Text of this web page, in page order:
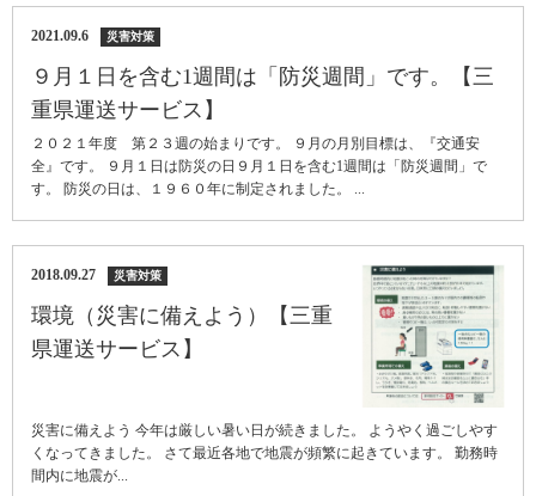
2021.09.6 災害対策
９月１日を含む1週間は「防災週間」です。【三
重県運送サービス】
２０２１年度 第２３週の始まりです。 ９月の月別目標は、『交通安
全』です。 ９月１日は防災の日９月１日を含む1週間は「防災週間」で
す。 防災の日は、１９６０年に制定されました。 ...
2018.09.27 災害対策
環境（災害に備えよう）【三重
県運送サービス】
災害に備えよう 今年は厳しい暑い日が続きました。 ようやく過ごしやす
くなってきました。 さて最近各地で地震が頻繁に起きています。 勤務時
間内に地震が...